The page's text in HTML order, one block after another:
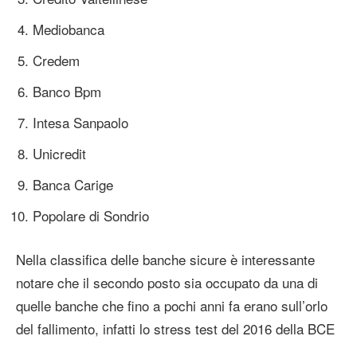
Mediobanca
Credem
Banco Bpm
Intesa Sanpaolo
Unicredit
Banca Carige
Popolare di Sondrio
Nella classifica delle banche sicure è interessante
notare che il secondo posto sia occupato da una di
quelle banche che fino a pochi anni fa erano sull’orlo
del fallimento, infatti lo stress test del 2016 della BCE